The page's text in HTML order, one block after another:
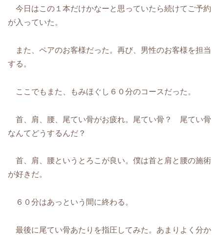
今日はこの１本だけかなーと思っていたら続けてご予約
が入っていた。
また、ペアのお客様だった。再び、男性のお客様を担当
する。
ここでもまた、もみほぐし６０分のコースだった。
首、肩、腰、尾てい骨がお疲れ。尾てい骨？ 尾てい骨
なんてどうするんだ？
首、肩、腰というとろこが良い。僕は首と肩と腰の施術
が好きだ。
６０分はあっという間に終わる。
最後に尾てい骨あたりを指圧してみた。あまりよく分か